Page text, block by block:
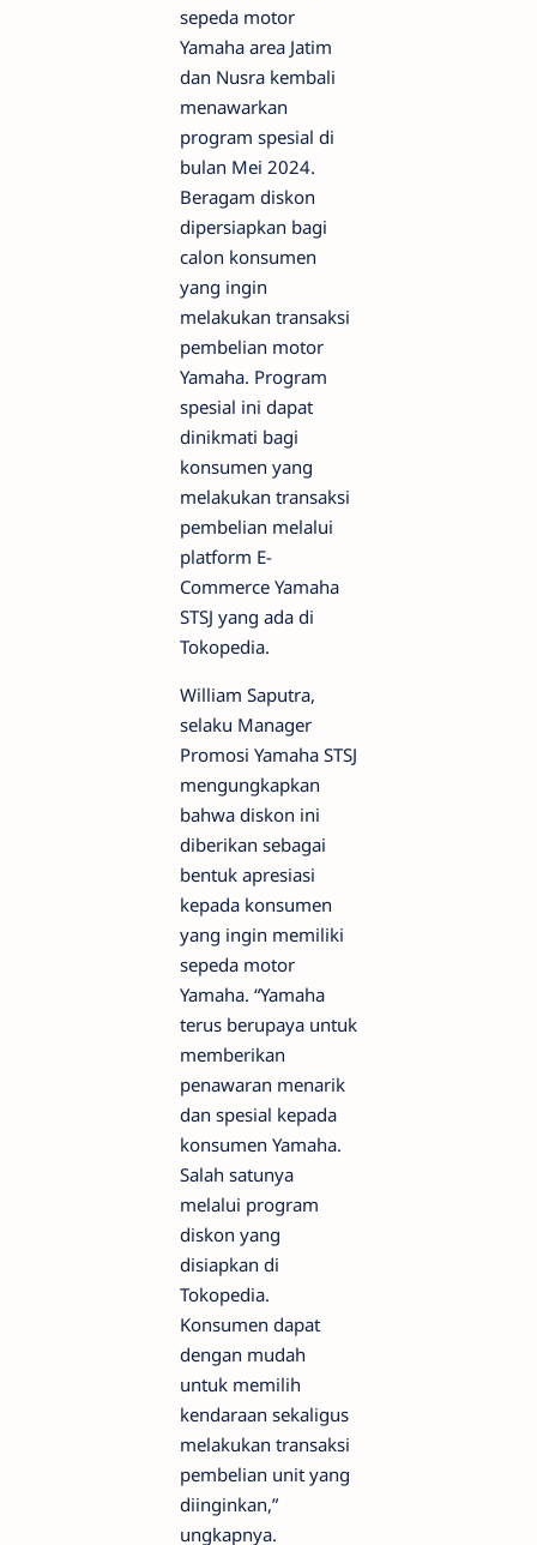
sepeda motor
Yamaha area Jatim
dan Nusra kembali
menawarkan
program spesial di
bulan Mei 2024.
Beragam diskon
dipersiapkan bagi
calon konsumen
yang ingin
melakukan transaksi
pembelian motor
Yamaha. Program
spesial ini dapat
dinikmati bagi
konsumen yang
melakukan transaksi
pembelian melalui
platform E-
Commerce Yamaha
STSJ yang ada di
Tokopedia.
William Saputra,
selaku Manager
Promosi Yamaha STSJ
mengungkapkan
bahwa diskon ini
diberikan sebagai
bentuk apresiasi
kepada konsumen
yang ingin memiliki
sepeda motor
Yamaha. “Yamaha
terus berupaya untuk
memberikan
penawaran menarik
dan spesial kepada
konsumen Yamaha.
Salah satunya
melalui program
diskon yang
disiapkan di
Tokopedia.
Konsumen dapat
dengan mudah
untuk memilih
kendaraan sekaligus
melakukan transaksi
pembelian unit yang
diinginkan,”
ungkapnya.